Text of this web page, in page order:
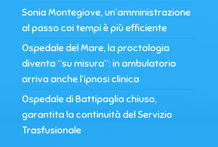
Sonia Montegiove, un’amministrazione
al passo coi tempi è più efficiente
Ospedale del Mare, la proctologia
diventa “su misura”: in ambulatorio
arriva anche l’ipnosi clinica
Ospedale di Battipaglia chiuso,
garantita la continuità del Servizio
Trasfusionale